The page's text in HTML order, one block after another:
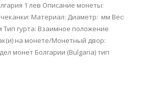
1 лев Описание монеты:
Материал: Диаметр: мм Вес:
Тип гурта: Взаимное положение
на монете/Монетный двор:
монет Болгарии (Bulgaria) тип